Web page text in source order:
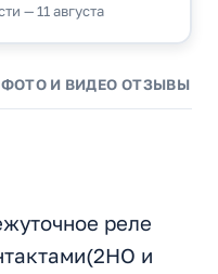
— 11 августа
ФОТО И ВИДЕО ОТЗЫВЫ
реле
и